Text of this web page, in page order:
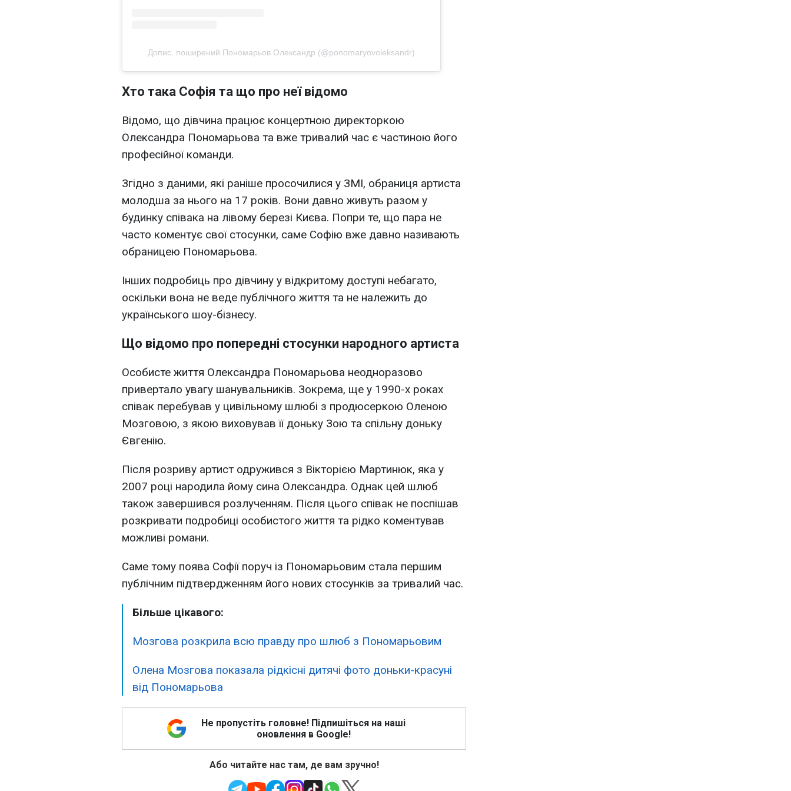
Допис, поширений Пономарьов Олександр (@ponomaryovoleksandr)
Хто така Софія та що про неї відомо
Відомо, що дівчина працює концертною директоркою
Олександра Пономарьова та вже тривалий час є частиною його
професійної команди.
Згідно з даними, які раніше просочилися у ЗМІ, обраниця артиста
молодша за нього на 17 років. Вони давно живуть разом у
будинку співака на лівому березі Києва. Попри те, що пара не
часто коментує свої стосунки, саме Софію вже давно називають
обраницею Пономарьова.
Інших подробиць про дівчину у відкритому доступі небагато,
оскільки вона не веде публічного життя та не належить до
українського шоу-бізнесу.
Що відомо про попередні стосунки народного артиста
Особисте життя Олександра Пономарьова неодноразово
привертало увагу шанувальників. Зокрема, ще у 1990-х роках
співак перебував у цивільному шлюбі з продюсеркою Оленою
Мозговою, з якою виховував її доньку Зою та спільну доньку
Євгенію.
Після розриву артист одружився з Вікторією Мартинюк, яка у
2007 році народила йому сина Олександра. Однак цей шлюб
також завершився розлученням. Після цього співак не поспішав
розкривати подробиці особистого життя та рідко коментував
можливі романи.
Саме тому поява Софії поруч із Пономарьовим стала першим
публічним підтвердженням його нових стосунків за тривалий час.
Більше цікавого:
Мозгова розкрила всю правду про шлюб з Пономарьовим
Олена Мозгова показала рідкісні дитячі фото доньки-красуні
від Пономарьова
Не пропустіть головне! Підпишіться на наші
оновлення в Google!
Або читайте нас там, де вам зручно!